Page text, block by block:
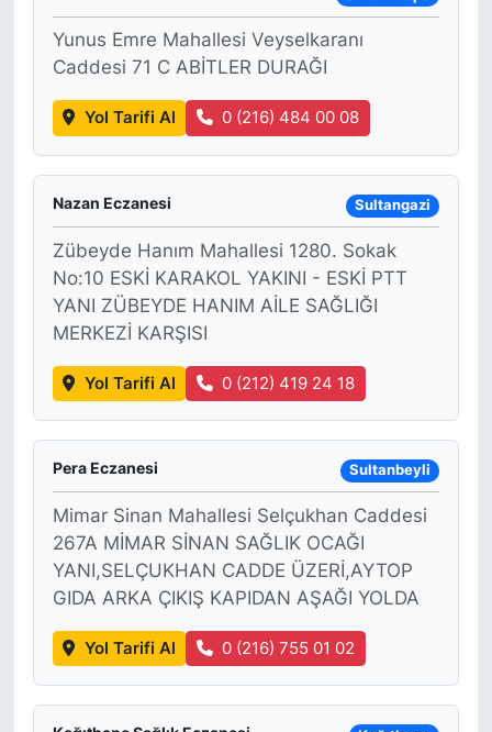
Yunus Emre Mahallesi Veyselkaranı
Caddesi 71 C ABİTLER DURAĞI
Yol Tarifi Al 0 (216) 484 00 08
Nazan Eczanesi Sultangazi
Zübeyde Hanım Mahallesi 1280. Sokak
No:10 ESKİ KARAKOL YAKINI - ESKİ PTT
YANI ZÜBEYDE HANIM AİLE SAĞLIĞI
MERKEZİ KARŞISI
Yol Tarifi Al 0 (212) 419 24 18
Pera Eczanesi Sultanbeyli
Mimar Sinan Mahallesi Selçukhan Caddesi
267A MİMAR SİNAN SAĞLIK OCAĞI
YANI,SELÇUKHAN CADDE ÜZERİ,AYTOP
GIDA ARKA ÇIKIŞ KAPIDAN AŞAĞI YOLDA
Yol Tarifi Al 0 (216) 755 01 02